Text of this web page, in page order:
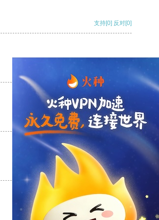
支持[0] 反对[0]
支持 [0] 反对[0]
支持[0] 反对